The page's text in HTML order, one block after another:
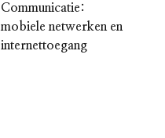
Communicatie:
mobiele netwerken en
internettoegang